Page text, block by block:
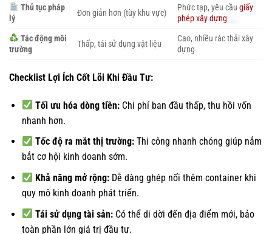
Thủ tục pháp
lý
Đơn giản hơn (tùy khu vực)
Phức tạp, yêu cầugiấy
phép xây dựng
Tác động môi
trường
Thấp, tái sử dụng vật liệu
Cao, nhiều rác thải xây
dựng
Checklist Lợi Ích Cốt Lõi Khi Đầu Tư:
Tối ưu hóa dòng tiền: Chi phí ban đầu thấp, thu hồi vốn
nhanh hơn.
Tốc độ ra mắt thị trường: Thi công nhanh chóng giúp nắm
bắt cơ hội kinh doanh sớm.
Khả năng mở rộng: Dễ dàng ghép nối thêm container khi
quy mô kinh doanh phát triển.
Tái sử dụng tài sản: Có thể di dời đến địa điểm mới, bảo
toàn phần lớn giá trị đầu tư.